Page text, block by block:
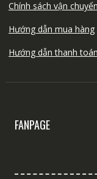
Chính sách vận chuyển
Hướng dẫn mua hàng
Hướng dẫn thanh toán
FANPAGE